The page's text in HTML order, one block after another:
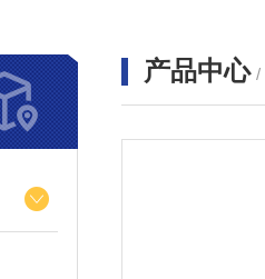
产品中心 /